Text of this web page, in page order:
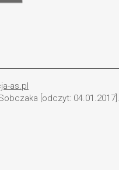
as.pl
[odczyt: 04.01.2017].